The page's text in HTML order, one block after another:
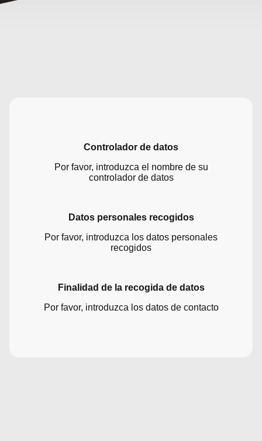
Controlador de datos
Por favor, introduzca el nombre de su
controlador de datos
Datos personales recogidos
Por favor, introduzca los datos personales
recogidos
Finalidad de la recogida de datos
Por favor, introduzca los datos de contacto